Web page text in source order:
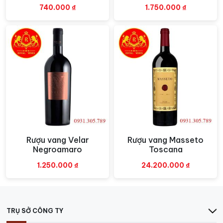
740.000 ₫ 1.750.000 ₫
Xem nhanh
Rượu vang Velar
Negroamaro
1.250.000 ₫
Xem nhanh
Rượu vang Masseto
Toscana
24.200.000 ₫
TRỤ SỞ CÔNG TY